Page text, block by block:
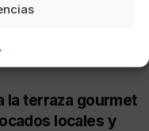
la terraza gourmet
locales y